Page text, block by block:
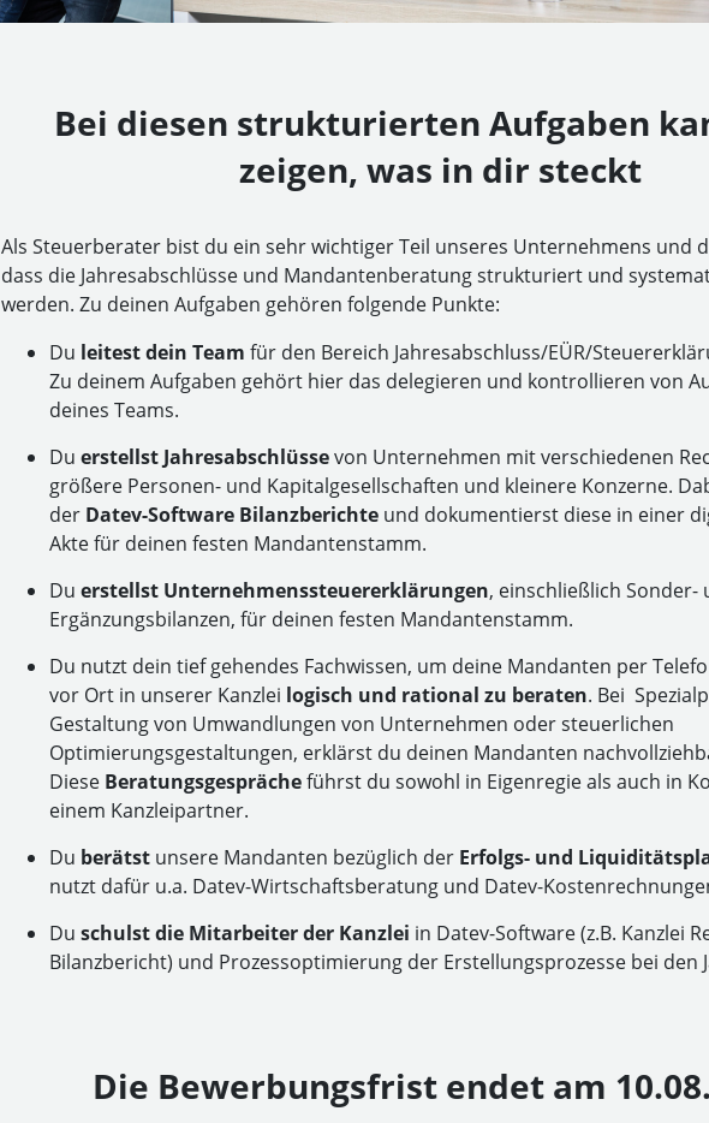
Bei diesen strukturierten Aufgaben
zeigen, was in dir steckt
Als Steuerberater bist du ein sehr wichtiger Teil unseres Unternehmens und
dass die Jahresabschlüsse und Mandantenberatung strukturiert und
werden. Zu deinen Aufgaben gehören folgende Punkte:
Du leitest dein Team für den Bereich Jahresabschluss/EÜR/
Zu deinem Aufgaben gehört hier das delegieren und kontrollieren von
deines Teams.
Du erstellst Jahresabschlüssevon Unternehmen mit verschiedenen
größere Personen- und Kapitalgesellschaften und kleinere Konzerne.
der Datev-Software Bilanzberichte und dokumentierst diese in einer
Akte für deinen festen Mandantenstamm.
Du erstellst Unternehmenssteuererklärungen, einschließlich Sonder-
Ergänzungsbilanzen, für deinen festen Mandantenstamm.
Du nutzt dein tief gehendes Fachwissen, um deine Mandanten per
vor Ort in unserer Kanzlei logisch und rational zu beraten. Bei
Gestaltung von Umwandlungen von Unternehmen oder steuerlichen
Optimierungsgestaltungen, erklärst du deinen Mandanten
Diese Beratungsgesprächeführst du sowohl in Eigenregie als auch in
einem Kanzleipartner.
Du berätst unsere Mandanten bezüglich der Erfolgs- und
nutzt dafür u.a. Datev-Wirtschaftsberatung und Datev-
Du schulst die Mitarbeiter der Kanzlei in Datev-Software (z.B. Kanzlei
Bilanzbericht) und Prozessoptimierung der Erstellungsprozesse bei den
Die Bewerbungsfrist endet am